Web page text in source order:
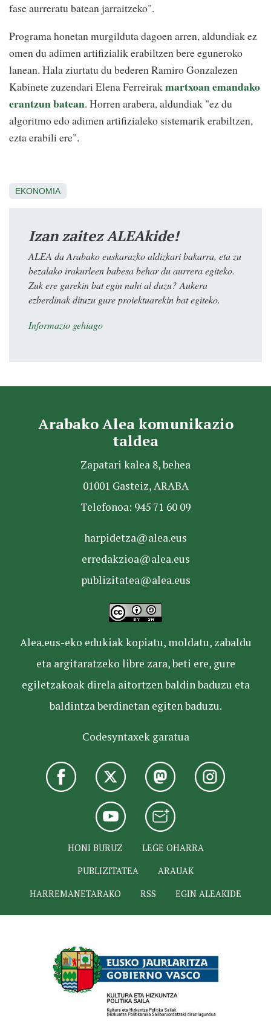
fase aurreratu batean jarraitzeko".
Programa honetan murgilduta dagoen arren, aldundiak ez
omen du adimen artifizialik erabiltzen bere eguneroko
lanean. Hala ziurtatu du bederen Ramiro Gonzalezen
Kabinete zuzendari Elena Ferreirakmartxoan emandako
erantzun batean. Horren arabera, aldundiak "ez du
algoritmo edo adimen artifizialeko sistemarik erabiltzen,
ezta erabili ere".
EKONOMIA
Izan zaitez ALEAkide!
ALEA da Arabako euskarazko aldizkari bakarra, eta zu
bezalako irakurleen babesa behar du aurrera egiteko.
Zuk ere gurekin bat egin nahi al duzu? Aukera
ezberdinak dituzu gure proiektuarekin bat egiteko.
Informazio gehiago
Arabako Alea komunikazio
taldea
Zapatari kalea 8, behea
01001 Gasteiz, ARABA
Telefonoa: 945 71 60 09
harpidetza@alea.eus
erredakzioa@alea.eus
publizitatea@alea.eus
Alea.eus-eko edukiak kopiatu, moldatu, zabaldu
eta argitaratzeko libre zara, beti ere, gure
egiletzakoak direla aitortzen baldin baduzu eta
baldintza berdinetan egiten baduzu.
Codesyntaxek garatua
HONI BURUZ
LEGE OHARRA
PUBLIZITATEA
ARAUAK
HARREMANETARAKO
RSS EGIN ALEAKIDE